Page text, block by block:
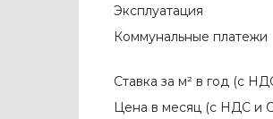
Эксплуатация
Коммунальные платежи
Ставка за м² в год (c
Цена в месяц (с НДС и